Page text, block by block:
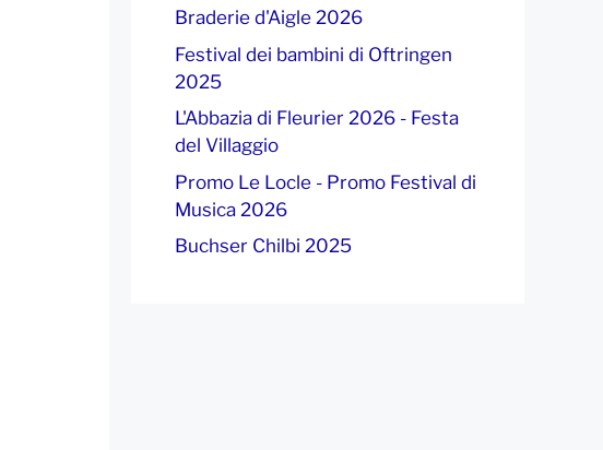
Braderie d'Aigle 2026
Festival dei bambini di Oftringen
2025
L'Abbazia di Fleurier 2026 - Festa
del Villaggio
Promo Le Locle - Promo Festival di
Musica 2026
Buchser Chilbi 2025